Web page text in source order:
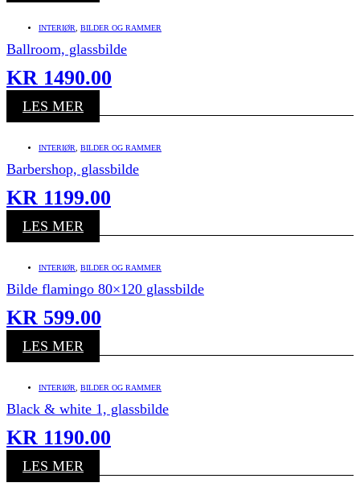
INTERIØR BILDER OG RAMMER
Ballroom, glassbilde
KR 1490.00
LES MER
INTERIØR BILDER OG RAMMER
Barbershop, glassbilde
KR 1199.00
LES MER
INTERIØR BILDER OG RAMMER
Bilde flamingo 80×120 glassbilde
KR 599.00
LES MER
INTERIØR BILDER OG RAMMER
Black & white 1, glassbilde
KR 1190.00
LES MER